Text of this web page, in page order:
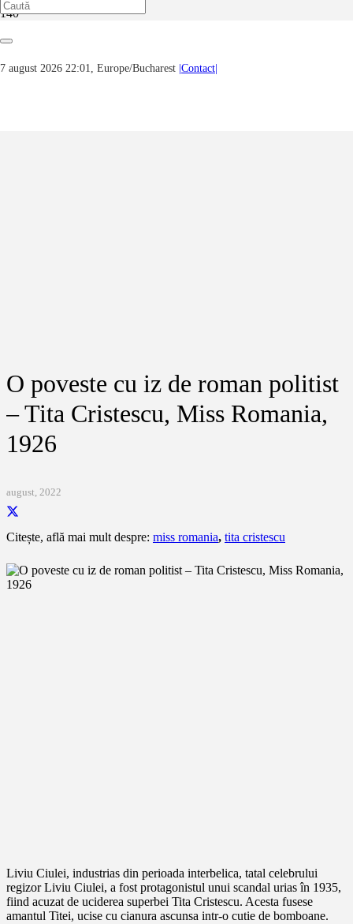
7 august 2026 22:01, Europe/Bucharest |Contact|
Arhitectură, urbanism & istorie
1926
O poveste cu iz de roman politist
– Tita Cristescu, Miss Romania,
1926
august, 2022
Citește, află mai mult despre: miss romania, tita cristescu
Liviu Ciulei, industrias din perioada interbelica, tatal celebrului
regizor Liviu Ciulei, a fost protagonistul unui scandal urias în 1935,
fiind acuzat de uciderea superbei Tita Cristescu. Acesta fusese
amantul Titei, ucise cu cianura ascunsa intr-o cutie de bomboane.